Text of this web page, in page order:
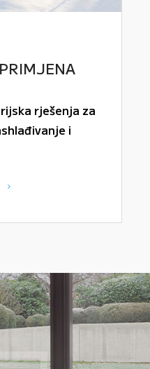
rješenja za
i